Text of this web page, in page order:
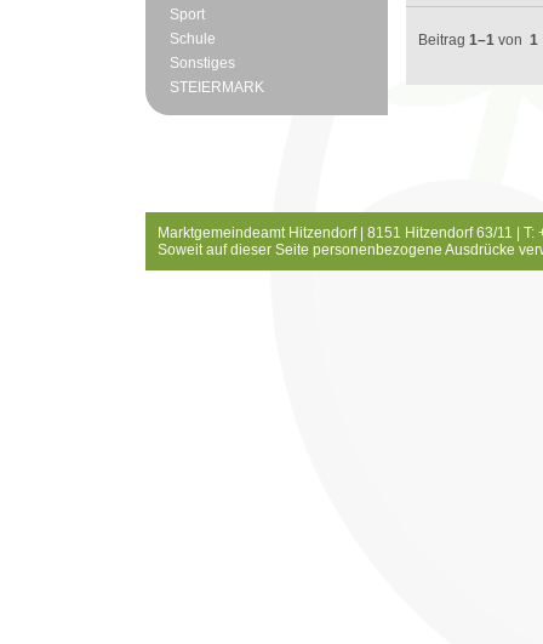
Sport
Schule
Sonstiges
STEIERMARK
Beitrag 1–1 von 1
Marktgemeindeamt Hitzendorf | 8151 Hitzendorf 63/11 |
Soweit auf dieser Seite personenbezogene Ausdrücke